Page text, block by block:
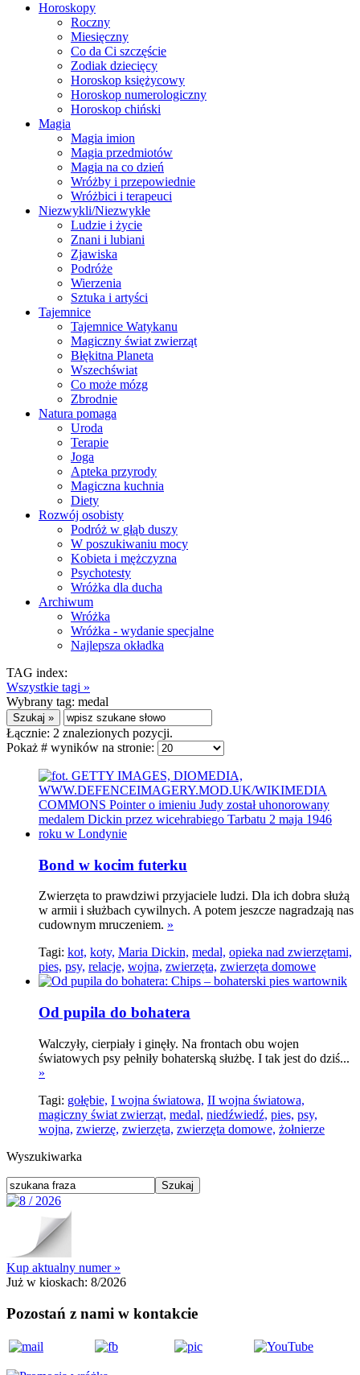
Horoskopy
Roczny
Miesięczny
Co da Ci szczęście
Zodiak dziecięcy
Horoskop księżycowy
Horoskop numerologiczny
Horoskop chiński
Magia
Magia imion
Magia przedmiotów
Magia na co dzień
Wróżby i przepowiednie
Wróżbici i terapeuci
Niezwykli/Niezwykłe
Ludzie i życie
Znani i lubiani
Zjawiska
Podróże
Wierzenia
Sztuka i artyści
Tajemnice
Tajemnice Watykanu
Magiczny świat zwierząt
Błękitna Planeta
Wszechświat
Co może mózg
Zbrodnie
Natura pomaga
Uroda
Terapie
Joga
Apteka przyrody
Magiczna kuchnia
Diety
Rozwój osobisty
Podróż w głąb duszy
W poszukiwaniu mocy
Kobieta i mężczyzna
Psychotesty
Wróżka dla ducha
Archiwum
Wróżka
Wróżka - wydanie specjalne
Najlepsza okładka
TAG index:
Wszystkie tagi »
Wybrany tag: medal
Łącznie: 2 znalezionych pozycji.
Pokaż # wyników na stronie:
Bond w kocim futerku
Zwierzęta to prawdziwi przyjaciele ludzi. Dla ich dobra służą
w armii i służbach cywilnych. A potem jeszcze nagradzają nas
cudownym mruczeniem. »
Tagi: kot, koty, Maria Dickin, medal, opieka nad zwierzętami,
pies, psy, relacje, wojna, zwierzęta, zwierzęta domowe
Od pupila do bohatera
Walczyły, cierpiały i ginęły. Na frontach obu wojen
światowych psy pełniły bohaterską służbę. I tak jest do dziś...
»
Tagi: gołębie, I wojna światowa, II wojna światowa,
magiczny świat zwierząt, medal, niedźwiedź, pies, psy,
wojna, zwierzę, zwierzęta, zwierzęta domowe, żołnierze
Wyszukiwarka
Kup aktualny numer »
Już w kioskach: 8/2026
Pozostań z nami w kontakcie